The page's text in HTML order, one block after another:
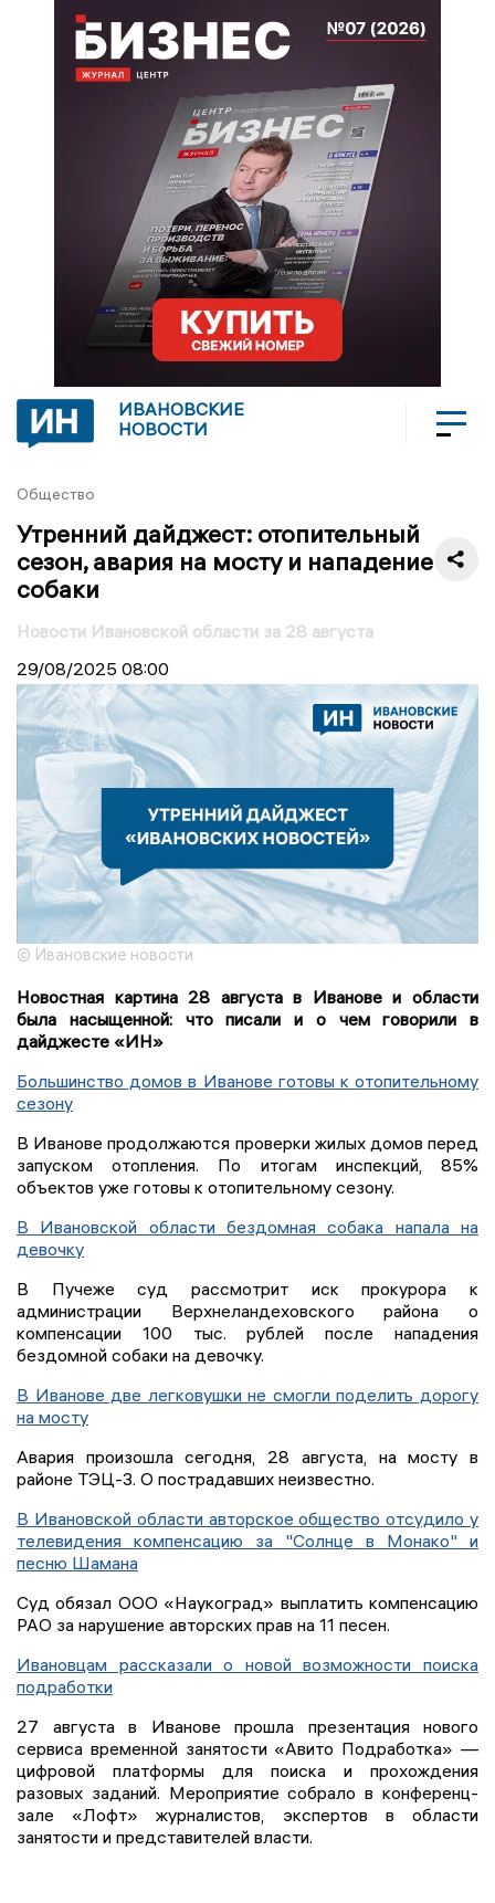
ИВАНОВСКИЕ
НОВОСТИ
Общество
Утренний дайджест: отопительный
сезон, авария на мосту и нападение
собаки
Новости Ивановской области за 28 августа
29/08/2025 08:00
© Ивановские новости
Новостная картина 28 августа в Иванове и области
была насыщенной: что писали и о чем говорили в
дайджесте «ИН»
Большинство домов в Иванове готовы к отопительному
сезону
В Иванове продолжаются проверки жилых домов перед
запуском отопления. По итогам инспекций, 85%
объектов уже готовы к отопительному сезону.
В Ивановской области бездомная собака напала на
девочку
В Пучеже суд рассмотрит иск прокурора к
администрации Верхнеландеховского района о
компенсации 100 тыс. рублей после нападения
бездомной собаки на девочку.
В Иванове две легковушки не смогли поделить дорогу
на мосту
Авария произошла сегодня, 28 августа, на мосту в
районе ТЭЦ-3. О пострадавших неизвестно.
В Ивановской области авторское общество отсудило у
телевидения компенсацию за "Солнце в Монако" и
песню Шамана
Суд обязал ООО «Наукоград» выплатить компенсацию
РАО за нарушение авторских прав на 11 песен.
Ивановцам рассказали о новой возможности поиска
подработки
27 августа в Иванове прошла презентация нового
сервиса временной занятости «Авито Подработка» —
цифровой платформы для поиска и прохождения
разовых заданий. Мероприятие собрало в конференц-
зале «Лофт» журналистов, экспертов в области
занятости и представителей власти.